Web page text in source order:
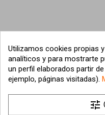
Utilizamos cookies propias
analíticos y para mostrarte
un perfil elaborados partir
ejemplo, páginas visitadas).
tune